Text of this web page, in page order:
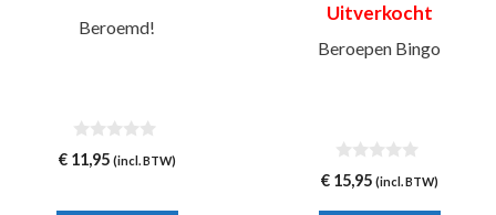
Beroemd!
0
v
€11,95 (incl. BTW)
Uitverkocht
Beroepen Bingo
0
v
€15,95 (incl. BTW)